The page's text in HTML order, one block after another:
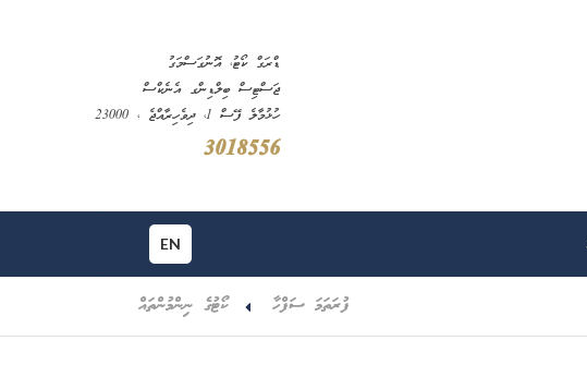
ޑްރަގް ކޯޓު، އޮނުގަސްމަގު
ޖަސްޓިސް ބިލްޑިންގ އެނެކްސް
ހުޅުމާލެ ފޭސް 1، ދިވެހިރާއްޖެ ، 23000
3018556
EN
ފުރަތަމަ ސަފްހާ ކޯޓުގެ ނިންމުންތައް